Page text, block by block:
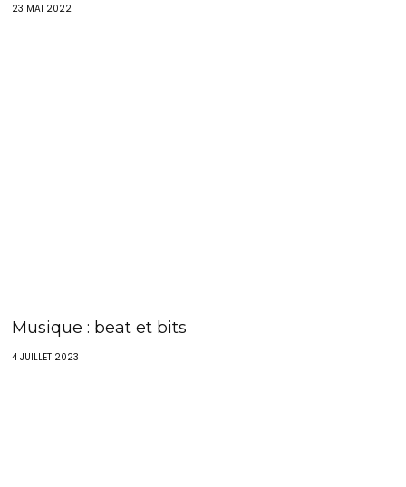
23 MAI 2022
Musique : beat et bits
4 JUILLET 2023